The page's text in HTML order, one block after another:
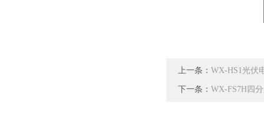
上一条： WX-HS1光伏
下一条： WX-FS7H四